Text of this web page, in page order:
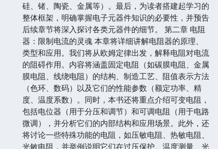
硅、锗、陶瓷、金属等）。最后，为读者搭建起学习的
整体框架，明确掌握电子元器件知识的必要性，并预告
后续章节将深入探讨各类元器件的细节。 第二章 电阻
器：限制电流的灵魂 本章将详细讲解电阻器的原理、
类型和应用。我们将从欧姆定律出发，解释电阻对电流
的阻碍作用。内容将涵盖固定电阻（如碳膜电阻、金属
膜电阻、线绕电阻）的结构、制造工艺、阻值表示方法
（色环、数码）以及它们的性能参数（额定功率、精
度、温度系数）。同时，本书还将重点介绍可变电阻，
包括电位器（用于分压和调节）和可调电阻（用于电路
微调），并分析它们的内部结构和应用场景。此外，还
将讨论一些特殊功能的电阻，如压敏电阻、热敏电阻、
光敏电阻，并举例说明它们在过压保护、温度测量、光